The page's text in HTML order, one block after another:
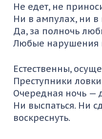
Не едет, не
Ни в ампулах, ни в
Да, за полночь
Любые нарушения
Естественны,
Преступники
Очередная ночь —
Ни выспаться. Ни
воскреснуть.